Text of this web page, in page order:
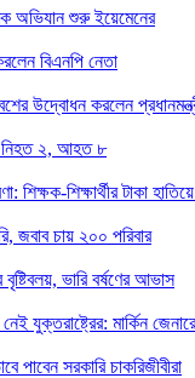
অভিযান শুরু ইয়েমেনের
বিএনপি নেতা
উদ্বোধন করলেন
নিহত ২, আহত ৮
শিক্ষক-শিক্ষার্থীর টাকা
জবাব চায় ২০০ পরিবার
ভারি বর্ষণের আভাস
যুক্তরাষ্ট্রের: মার্কিন
পাবেন সরকারি চাকরিজীবীরা